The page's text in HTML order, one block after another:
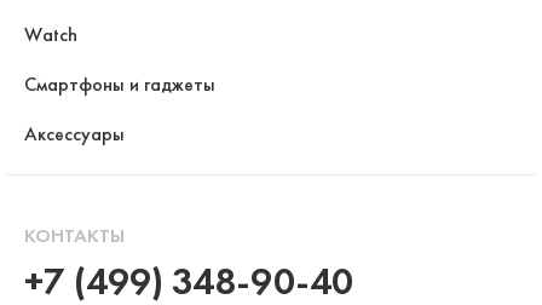
Watch
Смартфоны и гаджеты
Аксессуары
КОНТАКТЫ
+7 (499) 348-90-40